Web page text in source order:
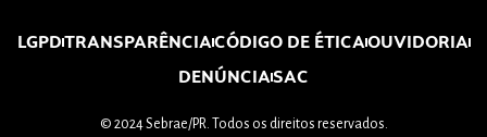
LGPDTRANSPARÊNCIACÓDIGO DE ÉTICAOUVIDORIA
DENÚNCIASAC
© 2024 Sebrae/PR. Todos os direitos reservados.